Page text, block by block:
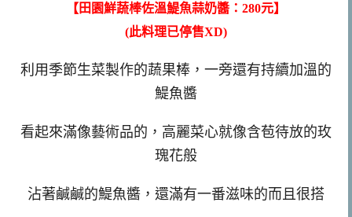
【田園鮮蔬棒佐溫鯷魚蒜奶醬：280元】
(此料理已停售XD)
利用季節生菜製作的蔬果棒，一旁還有持續加溫的
鯷魚醬
看起來滿像藝術品的，高麗菜心就像含苞待放的玫
瑰花般
沾著鹹鹹的鯷魚醬，還滿有一番滋味的而且很搭